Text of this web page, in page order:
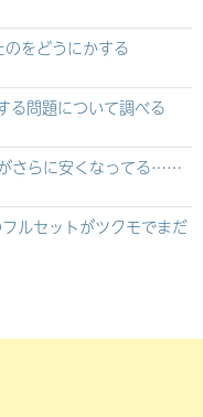
をどうにかする
問題について調べる
さらに安くなってる……
ルセットがツクモでまだ